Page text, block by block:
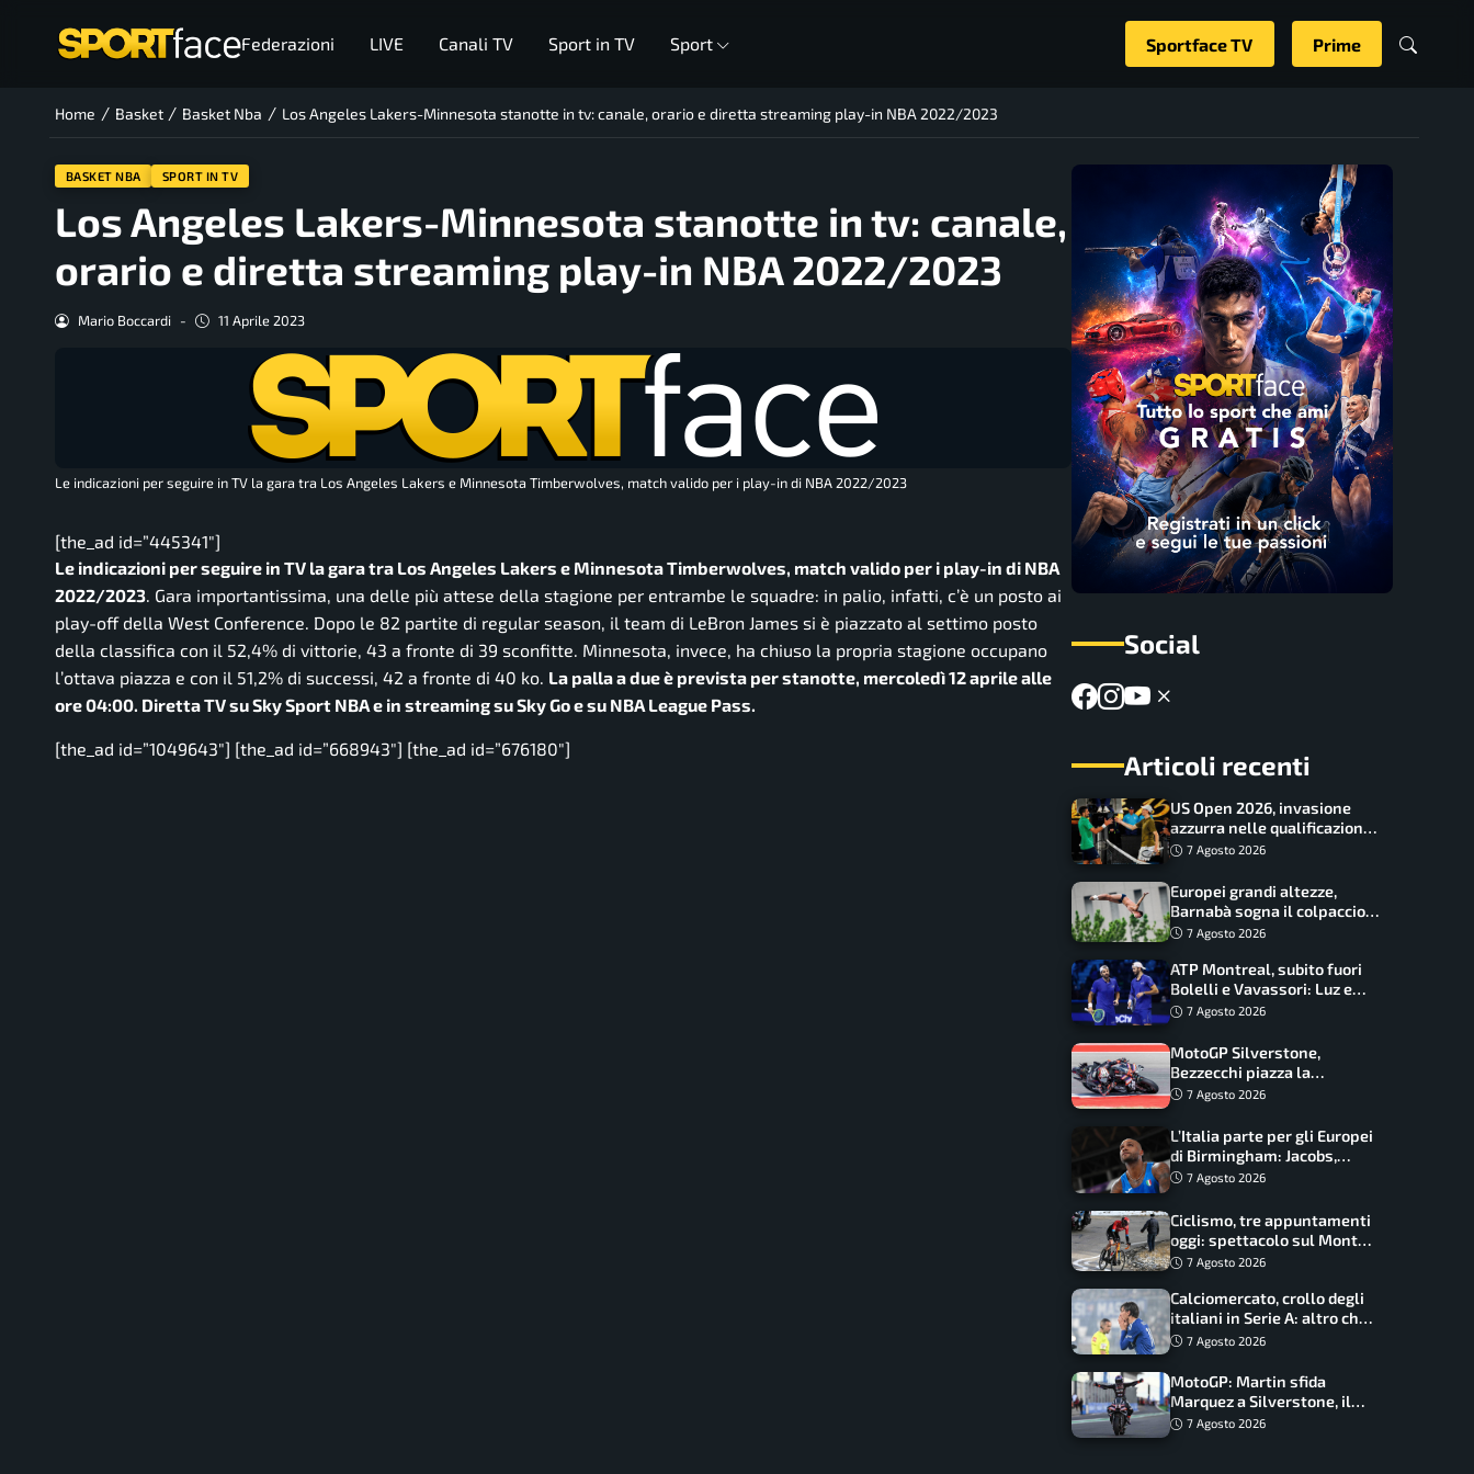
Federazioni LIVE Canali TV Sport in TV Sport Sportface TV Prime
Home / Basket / Basket Nba / Los Angeles Lakers-Minnesota stanotte in tv: canale, orario e diretta streaming play-in NBA 2022/2023
BASKET NBA SPORT IN TV
Los Angeles Lakers-Minnesota stanotte in tv: canale,
orario e diretta streaming play-in NBA 2022/2023
Mario Boccardi - 11 Aprile 2023
Le indicazioni per seguire in TV la gara tra Los Angeles Lakers e Minnesota Timberwolves, match valido per i play-in di NBA 2022/2023
[the_ad id=”445341″]
Le indicazioni per seguire in TV la gara tra Los Angeles Lakers e Minnesota Timberwolves, match valido per i play-in di NBA
2022/2023. Gara importantissima, una delle più attese della stagione per entrambe le squadre: in palio, infatti, c’è un posto ai
play-off della West Conference. Dopo le 82 partite di regular season, il team di LeBron James si è piazzato al settimo posto
della classifica con il 52,4% di vittorie, 43 a fronte di 39 sconfitte. Minnesota, invece, ha chiuso la propria stagione occupano
l’ottava piazza e con il 51,2% di successi, 42 a fronte di 40 ko. La palla a due è prevista per stanotte, mercoledì 12 aprile alle
ore 04:00. Diretta TV su Sky Sport NBA e in streaming su Sky Go e su NBA League Pass.
[the_ad id=”1049643″] [the_ad id=”668943″] [the_ad id=”676180″]
Social
Articoli recenti
US Open 2026, invasione
azzurra nelle qualificazioni:
17 italiani a caccia del main
7 Agosto 2026
Europei grandi altezze,
Barnabà sogna il colpaccio:
è leader a metà gara, Baraldi
7 Agosto 2026
ATP Montreal, subito fuori
Bolelli e Vavassori: Luz e
Matos fermano gli azzurri
7 Agosto 2026
MotoGP Silverstone,
Bezzecchi piazza la
zampata: Aprilia domina,
7 Agosto 2026
L’Italia parte per gli Europei
di Birmingham: Jacobs,
Tamberi e Battocletti
record
7 Agosto 2026
Ciclismo, tre appuntamenti
oggi: spettacolo sul Mont
Ventoux, orari e come
7 Agosto 2026
Calciomercato, crollo degli
italiani in Serie A: altro che
svolta dopo il Mondiale
7 Agosto 2026
MotoGP: Martin sfida
Marquez a Silverstone, il
programma e gli orari
7 Agosto 2026